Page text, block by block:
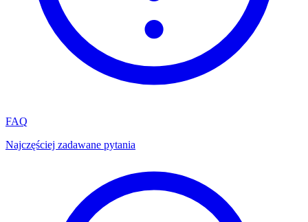
FAQ
Najczęściej zadawane pytania